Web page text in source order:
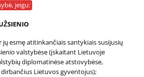
jeigu:
esmę atitinkančiais santykiais susijusių
valstybėse (įskaitant Lietuvoje
diplomatinėse atstovybėse,
Lietuvos gyventojus);